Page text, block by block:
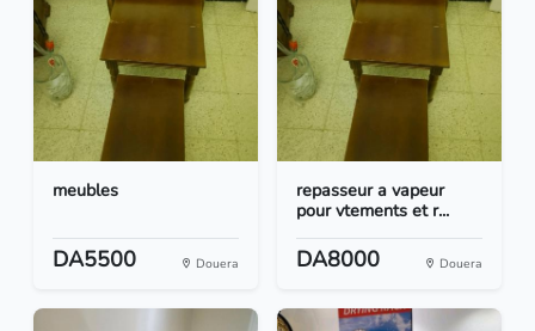
meubles
DA5500 Douera
repasseur a vapeur
pour vtements et r...
DA8000 Douera